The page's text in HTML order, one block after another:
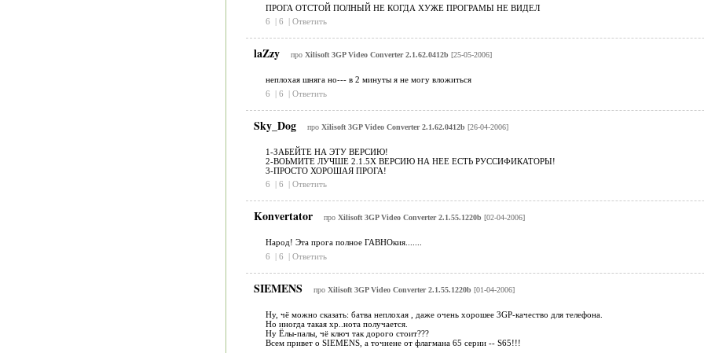
ПРОГА ОТСТОЙ ПОЛНЫЙ НЕ КОГДА ХУЖЕ ПРОГРАМЫ НЕ ВИДЕЛ
6
| 6 | Ответить
laZzy про Xilisoft 3GP Video Converter 2.1.62.0412b [25-05-2006]
неплохая шняга но--- в 2 минуты я не могу вложиться
6
| 6 | Ответить
Sky_Dog про Xilisoft 3GP Video Converter 2.1.62.0412b [26-04-2006]
1-ЗАБЕЙТЕ НА ЭТУ ВЕРСИЮ!
2-ВОЬМИТЕ ЛУЧШЕ 2.1.5X ВЕРСИЮ НА НЕЕ ЕСТЬ РУССИФИКАТОРЫ!
3-ПРОСТО ХОРОШАЯ ПРОГА!
6
| 6 | Ответить
Konvertator про Xilisoft 3GP Video Converter 2.1.55.1220b [02-04-2006]
Народ! Эта прога полное ГАВНОкия.......
6
| 6 | Ответить
SIEMENS про Xilisoft 3GP Video Converter 2.1.55.1220b [01-04-2006]
Ну, чё можно сказать: батва неплохая , даже очень хорошее 3GP-качество для телефона.
Но иногда такая хр..нота получается.
Ну Ёлы-палы, чё ключ так дорого стоит???
Всем привет о SIEMENS, а точнене от флагмана 65 серии -- S65!!!